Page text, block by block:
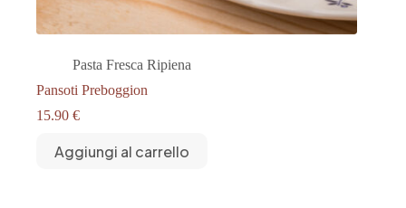
Pasta Fresca Ripiena
Pansoti Preboggion
15.90 €
Aggiungi al carrello